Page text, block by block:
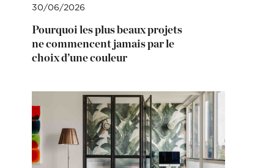
30/06/2026
Pourquoi les plus beaux projets
ne commencent jamais par le
choix d’une couleur